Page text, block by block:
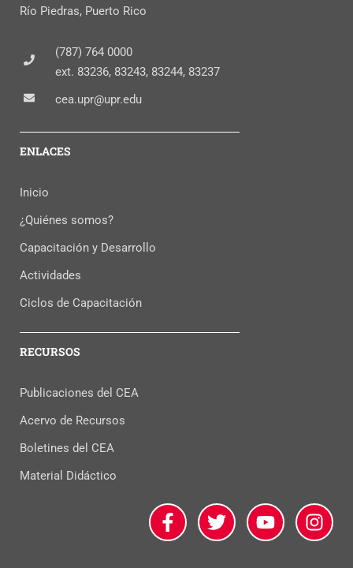
Río Piedras, Puerto Rico
(787) 764 0000
ext. 83236, 83243, 83244, 83237
cea.upr@upr.edu
ENLACES
Inicio
¿Quiénes somos?
Capacitación y Desarrollo
Actividades
Ciclos de Capacitación
RECURSOS
Publicaciones del CEA
Acervo de Recursos
Boletines del CEA
Material Didáctico